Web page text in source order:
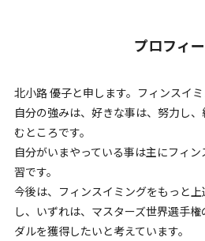
プロフィ
北小路 優子と申します。フィンスイ
自分の強みは、好きな事は、努力し
むところです。
自分がいまやっている事は主にフィ
習です。
今後は、フィンスイミングをもっと
し、いずれは、マスターズ世界選手
ダルを獲得したいと考えています。